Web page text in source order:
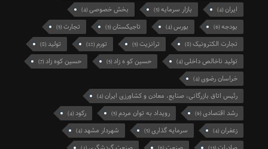
ایران(4) بازار سرمایه(5) بخش خصوصی(4)
بودجه(6) بورس(4) تاجیکستان(3) تجارت(5)
تجارت الکترونیک(8) ترانزیت(5) تورم(12) تولید(8)
تولید ناخالص داخلی(4) حسین کو ه زاد(5) حسین کوه زاد(7)
خراسان رضوی(4)
رئیس اتاق بازرگانی، صنایع، معادن و کشاورزی ایران(4)
رشد اقتصادی(6) رویداد به توان مردم(5) رکود(4)
زعفران(4) سرمایه گذاری(5) شهردار مشهد(4)